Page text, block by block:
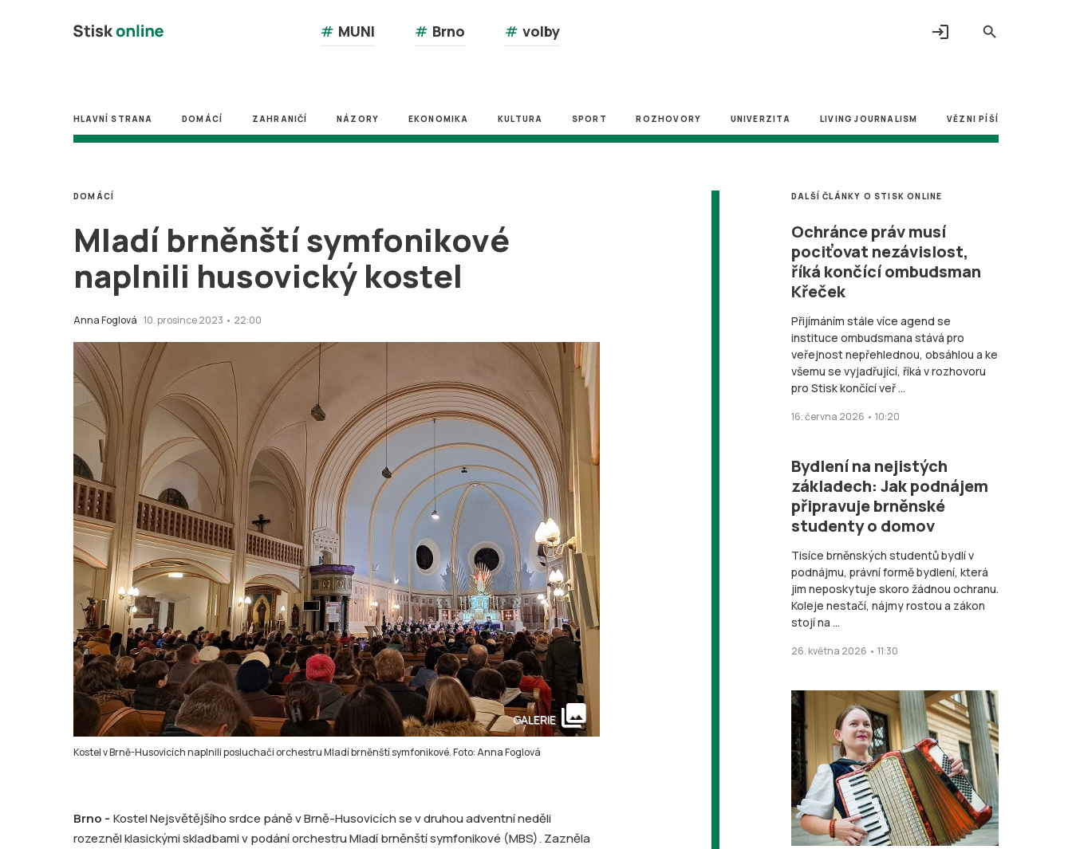
search
# MUNI # Brno # volby login
HLAVNÍ STRANA DOMÁCÍ ZAHRANIČÍ NÁZORY EKONOMIKA KULTURA SPORT ROZHOVORY UNIVERZITA LIVING JOURNALISM VĚZNI PÍŠÍ
Mladí brněnští symfonikové
naplnili husovický kostel
Anna Foglová 10. prosince 2023 • 22:00
DOMÁCÍ
Kostel v Brně-Husovicích naplnili posluchači orchestru Mladí brněnští symfonikové. Foto: Anna Foglová
GALERIE collections
Brno - Kostel Nejsvětějšího srdce páně v Brně-Husovicích se v druhou adventní neděli
rozezněl klasickými skladbami v podání orchestru Mladí brněnští symfonikové (MBS). Zazněla
DALŠÍ ČLÁNKY O STISK ONLINE
Ochránce práv musí
pociťovat nezávislost,
říká končící ombudsman
Křeček
Přijímáním stále více agend se
instituce ombudsmana stává pro
veřejnost nepřehlednou, obsáhlou a ke
všemu se vyjadřující, říká v rozhovoru
pro Stisk končící veř ...
16. června 2026 • 10:20
Bydlení na nejistých
základech: Jak podnájem
připravuje brněnské
studenty o domov
Tisíce brněnských studentů bydlí v
podnájmu, právní formě bydlení, která
jim neposkytuje skoro žádnou ochranu.
Koleje nestačí, nájmy rostou a zákon
stojí na ...
26. května 2026 • 11:30